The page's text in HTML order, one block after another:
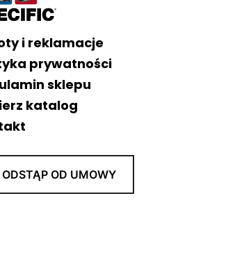
i reklamacje
prywatności
sklepu
katalog